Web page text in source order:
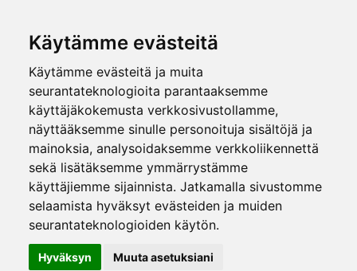
Käytämme evästeitä
Käytämme evästeitä ja muita
seurantateknologioita parantaaksemme
käyttäjäkokemusta verkkosivustollamme,
näyttääksemme sinulle personoituja sisältöjä ja
mainoksia, analysoidaksemme verkkoliikennettä
sekä lisätäksemme ymmärrystämme
käyttäjiemme sijainnista. Jatkamalla sivustomme
selaamista hyväksyt evästeiden ja muiden
seurantateknologioiden käytön.
Hyväksyn Muuta asetuksiani